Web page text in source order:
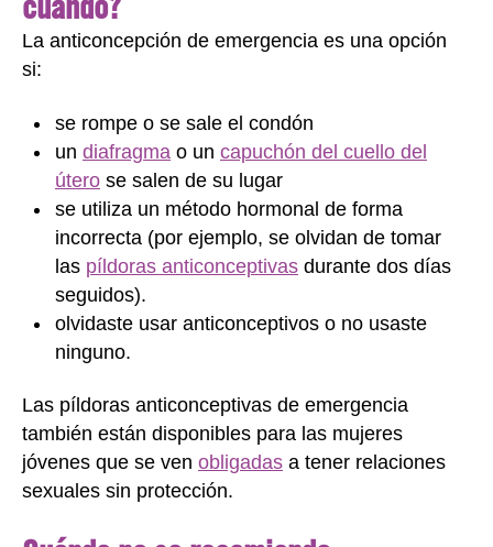
La anticoncepción de emergencia es una opción
si:
se rompe o se sale el condón
un diafragma o un capuchón del cuello del
útero se salen de su lugar
se utiliza un método hormonal de forma
incorrecta (por ejemplo, se olvidan de tomar
las píldoras anticonceptivas durante dos días
seguidos).
olvidaste usar anticonceptivos o no usaste
ninguno.
Las píldoras anticonceptivas de emergencia
también están disponibles para las mujeres
jóvenes que se ven obligadas a tener relaciones
sexuales sin protección.